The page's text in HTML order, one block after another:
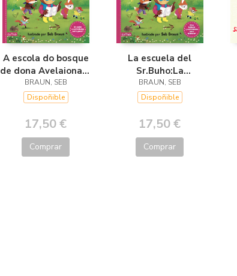
A escola do bosque
de dona Avelaiona:A
busca do tesouro
BRAUN, SEB
Dispoñible
17,50 €
Comprar
La escuela del
Sr.Buho:La
busqueda del
tesoro
BRAUN, SEB
Dispoñible
17,50 €
Comprar